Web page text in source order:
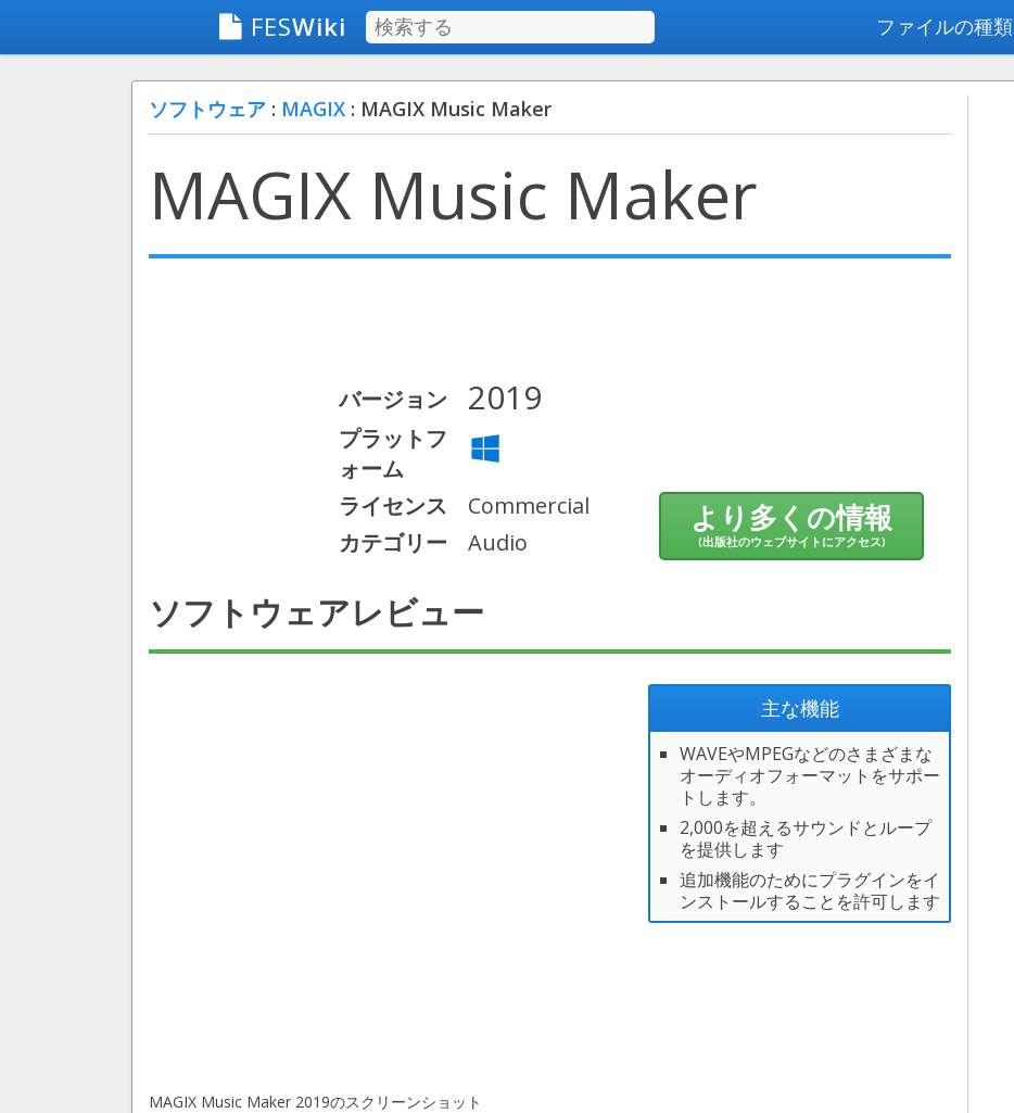
FESWiki ファイルの種類
ソフトウェア : MAGIX : MAGIX Music Maker
MAGIX Music Maker
バージョン 2019
プラットフ
ォーム
ライセンス
Commercial
カテゴリー
Audio
より多くの情報
(出版社のウェブサイトにアクセス)
ソフトウェアレビュー
主な機能
WAVEやMPEGなどのさまざまな
オーディオフォーマットをサポー
トします。
2,000を超えるサウンドとループ
を提供します
追加機能のためにプラグインをイ
ンストールすることを許可します
MAGIX Music Maker 2019のスクリーンショット